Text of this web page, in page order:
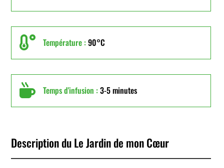
 Température : 90°C
 Temps d'infusion : 3-5 minutes
Description du Le Jardin de mon Cœur